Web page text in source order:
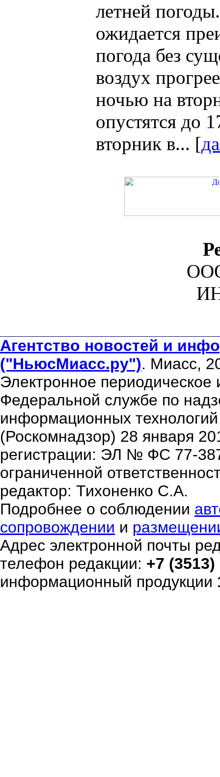
летней
ожидается
погода без
воздух
ночью на
опустятся до
вторник в... [
Агентство новостей и
("НьюсМиасс.ру"). Миасс,
Электронное периодическое
Федеральной службе по
информационных
(Роскомнадзор) 28 января
регистрации: ЭЛ № ФС 77-
ограниченной
редактор: Тихоненко С.А.
Подробнее о соблюдении
сопровождении и
Адрес электронной почты
телефон редакции: +7
информационный продукции